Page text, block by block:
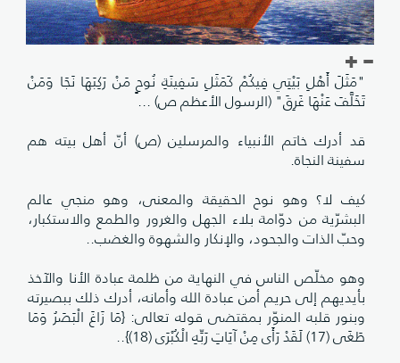
"مَثَلَ أَهْلِ بَيْتِي فِيكُمْ كَمَثَلِ سَفِينَةِ نُوحٍ مَنْ رَكِبَهَا نَجَا وَمَنْ
تَخَلَّفَ عَنْهَا غَرِقَ" (الرسول الأعظم ص) ...
قد أدرك خاتم الأنبياء والمرسلين (ص) أنّ أهل بيته هم
سفينة النجاة.
كيف لا؟ وهو نوح الحقيقة والمعنى، وهو منجي عالم‌
البشرّية من دوّامة بلاء الجهل والغرور والطمع والاستكبار،
وحبّ الذات والجحود، والإنكار والشهوة والغضب..
وهو مخلّص الناس في النهاية من ظلمة عبادة الأنا والآخذ
بأيديهم إلى حريم أمن عبادة الله وأمانه، أدرك ذلك ببصيرته
وبنور قلبه المنوّر بمقتضى قوله تعالى: {مَا زَاغَ الْبَصَرُ وَمَا
طَغَى (17) لَقَدْ رَأَى مِنْ آيَاتِ رَبِّهِ الْكُبْرَى (18)}..